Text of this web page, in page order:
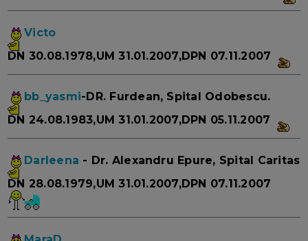
Victo
DN 30.08.1978,UM 31.01.2007,DPN 07.11.2007
bb_yasmi-DR. Furdean, Spital Odobescu.
DN 24.08.1983,UM 31.01.2007,DPN 05.11.2007
Darleena - Dr. Alexandru Epure, Spital Caritas
DN 28.08.1979,UM 31.01.2007,DPN 07.11.2007